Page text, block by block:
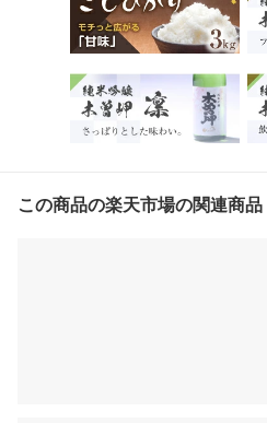
甘口 フルーティ
この商品の楽天市場の関連商品